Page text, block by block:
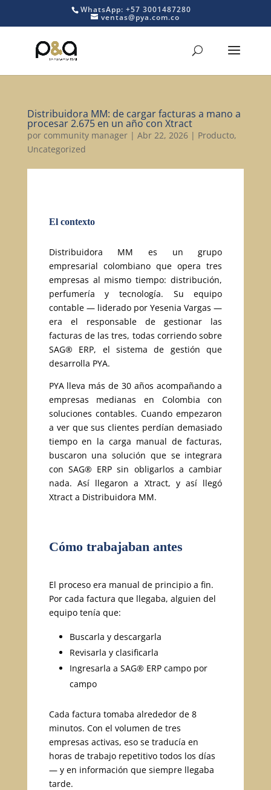
WhatsApp: +57 3001487280
ventas@pya.com.co
Distribuidora MM: de cargar facturas a mano a
procesar 2.675 en un año con Xtract
por community manager| Abr 22, 2026| Producto,
Uncategorized
El contexto
Distribuidora MM es un grupo
empresarial colombiano que opera tres
empresas al mismo tiempo: distribución,
perfumería y tecnología. Su equipo
contable — liderado por Yesenia Vargas —
era el responsable de gestionar las
facturas de las tres, todas corriendo sobre
SAG® ERP, el sistema de gestión que
desarrolla PYA.
PYA lleva más de 30 años acompañando a
empresas medianas en Colombia con
soluciones contables. Cuando empezaron
a ver que sus clientes perdían demasiado
tiempo en la carga manual de facturas,
buscaron una solución que se integrara
con SAG® ERP sin obligarlos a cambiar
nada. Así llegaron a Xtract, y así llegó
Xtract a Distribuidora MM.
Cómo trabajaban antes
El proceso era manual de principio a fin.
Por cada factura que llegaba, alguien del
equipo tenía que:
Buscarla y descargarla
Revisarla y clasificarla
Ingresarla a SAG® ERP campo por
campo
Cada factura tomaba alrededor de 8
minutos. Con el volumen de tres
empresas activas, eso se traducía en
horas de trabajo repetitivo todos los días
— y en información que siempre llegaba
tarde.